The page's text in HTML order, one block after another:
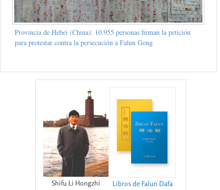
Provincia de Hebei (China): 10.955 personas firman la petición
para protestar contra la persecución a Falun Gong
Shifu Li Hongzhi Libros de Falun Dafa